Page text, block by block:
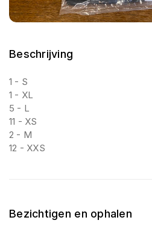
Beschrijving
1 - S
1 - XL
5 - L
11 - XS
2 - M
12 - XXS
Bezichtigen en ophalen